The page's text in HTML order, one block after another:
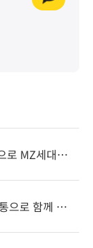
로 MZ세대와
으로 함께 성